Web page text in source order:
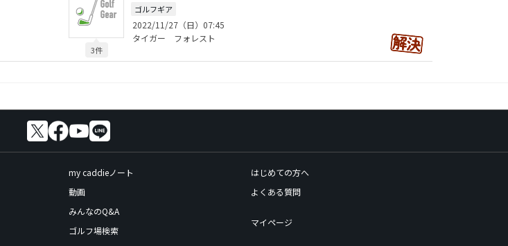
3件
ゴルフギア
2022/11/27（日）07:45
タイガー フォレスト
my caddieノート
動画
みんなのQ&A
ゴルフ場検索
はじめての方へ
よくある質問
マイページ